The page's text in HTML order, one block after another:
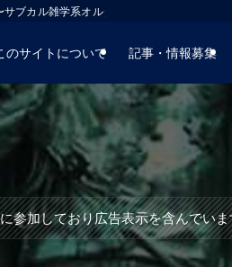
ブカル雑学系オルタナティブサイト
のサイトについて 記事・情報募集
参加しており広告表示を含んでい